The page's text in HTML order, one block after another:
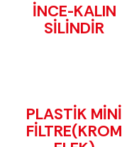
İNCE-KALIN
SİLİNDİR
PLASTİK MİNİ
FİLTRE(KROM